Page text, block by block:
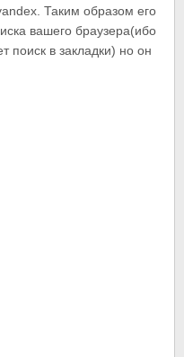
Таким образом его
вашего браузера(ибо
поиск в закладки) но он